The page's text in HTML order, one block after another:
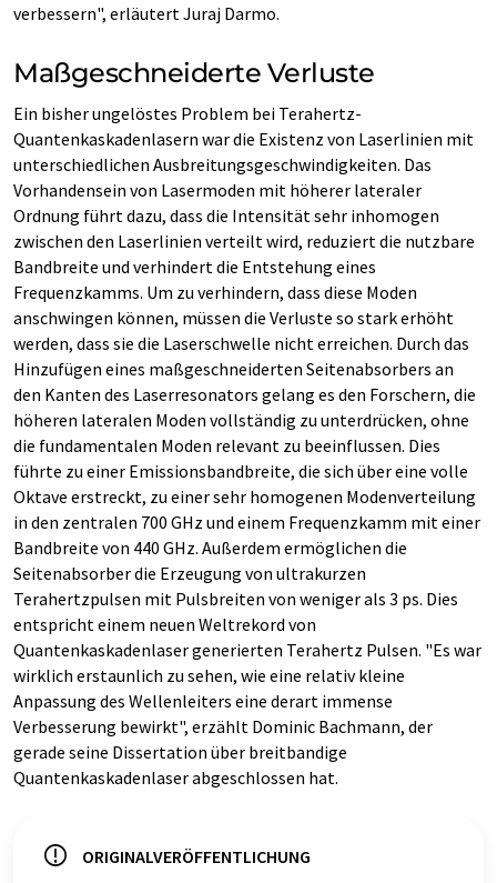
verbessern", erläutert Juraj Darmo.
Maßgeschneiderte Verluste
Ein bisher ungelöstes Problem bei Terahertz-
Quantenkaskadenlasern war die Existenz von Laserlinien mit
unterschiedlichen Ausbreitungsgeschwindigkeiten. Das
Vorhandensein von Lasermoden mit höherer lateraler
Ordnung führt dazu, dass die Intensität sehr inhomogen
zwischen den Laserlinien verteilt wird, reduziert die nutzbare
Bandbreite und verhindert die Entstehung eines
Frequenzkamms. Um zu verhindern, dass diese Moden
anschwingen können, müssen die Verluste so stark erhöht
werden, dass sie die Laserschwelle nicht erreichen. Durch das
Hinzufügen eines maßgeschneiderten Seitenabsorbers an
den Kanten des Laserresonators gelang es den Forschern, die
höheren lateralen Moden vollständig zu unterdrücken, ohne
die fundamentalen Moden relevant zu beeinflussen. Dies
führte zu einer Emissionsbandbreite, die sich über eine volle
Oktave erstreckt, zu einer sehr homogenen Modenverteilung
in den zentralen 700 GHz und einem Frequenzkamm mit einer
Bandbreite von 440 GHz. Außerdem ermöglichen die
Seitenabsorber die Erzeugung von ultrakurzen
Terahertzpulsen mit Pulsbreiten von weniger als 3 ps. Dies
entspricht einem neuen Weltrekord von
Quantenkaskadenlaser generierten Terahertz Pulsen. "Es war
wirklich erstaunlich zu sehen, wie eine relativ kleine
Anpassung des Wellenleiters eine derart immense
Verbesserung bewirkt", erzählt Dominic Bachmann, der
gerade seine Dissertation über breitbandige
Quantenkaskadenlaser abgeschlossen hat.
ORIGINALVERÖFFENTLICHUNG